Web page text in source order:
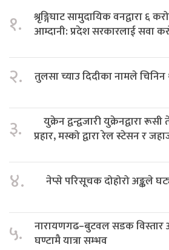
१.
श्रृङ्गिघाट सामुदायिक वनद्वारा ६
आम्दानी: प्रदेश सरकारलाई सवा
२. तुलसा च्याउ दिदीका नामले
३.
युक्रेन द्वन्द्वजारी युक्रेनद्वारा
प्रहार, मस्को द्वारा रेल स्टेसन र
४. नेप्से परिसूचक दोहोरो अङ्कले
५.
नारायणगढ–बुटवल सडक विस्तार
घण्टामै यात्रा सम्भव